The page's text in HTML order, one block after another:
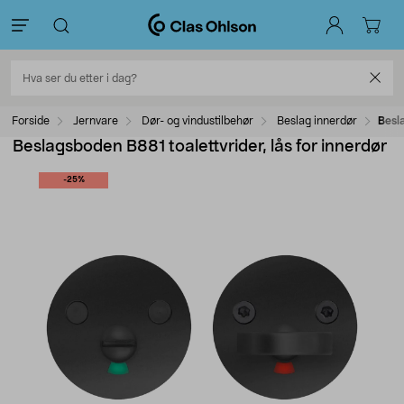
Forside Jernvare Dør- og vindustilbehør Beslag innerdør
Beslagsboden B881 toalettvrider, lås for innerdør
-25%